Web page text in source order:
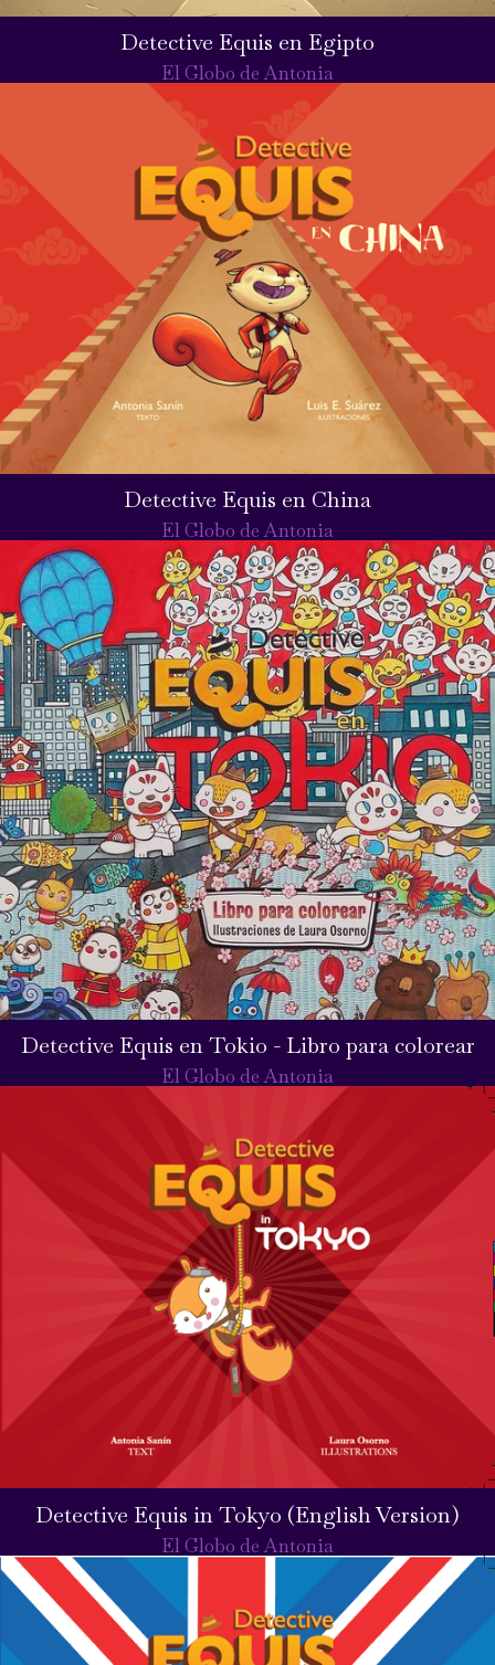
Detective Equis en Egipto
El Globo de Antonia
Detective Equis en China
El Globo de Antonia
Detective Equis en Tokio - Libro para colorear
El Globo de Antonia
Detective Equis in Tokyo (English Version)
El Globo de Antonia